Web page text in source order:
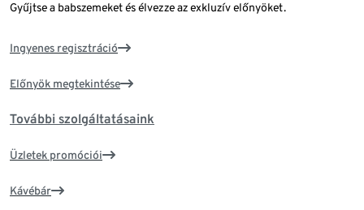
Gyűjtse a babszemeket és élvezze az exkluzív előnyöket.
Ingyenes regisztráció
Előnyök megtekintése
További szolgáltatásaink
Üzletek promóciói
Kávébár